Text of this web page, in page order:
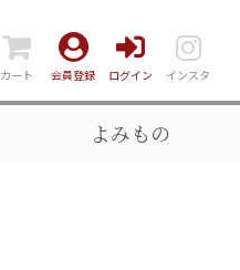
カート 会員登録 ログイン インスタ
よみもの